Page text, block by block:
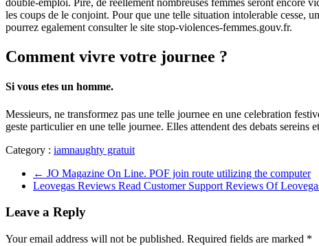
double-emploi. Pire, de reellement nombreuses femmes seront encore
les coups de le conjoint. Pour que une telle situation intolerable cesse,
pourrez egalement consulter le site stop-violences-femmes.gouv.fr.
Comment vivre votre journee ?
Si vous etes un homme.
Messieurs, ne transformez pas une telle journee en une celebration
geste particulier en une telle journee. Elles attendent des debats sereins
Category : iamnaughty gratuit
← JO Magazine On Line. POF join route utilizing the computer
Leovegas Reviews Read Customer Support Reviews Of
Leave a Reply
Your email address will not be published. Required fields are marked *